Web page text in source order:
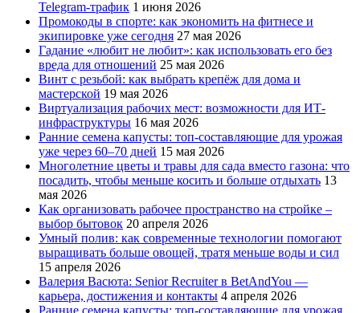
Telegram-трафик 1 июня 2026
Промокоды в спорте: как экономить на фитнесе и
экипировке уже сегодня 27 мая 2026
Гадание «любит не любит»: как использовать его без
вреда для отношений 25 мая 2026
Винт с резьбой: как выбрать крепёж для дома и
мастерской 19 мая 2026
Виртуализация рабочих мест: возможности для ИТ-
инфраструктуры 16 мая 2026
Ранние семена капусты: топ‑составляющие для урожая
уже через 60–70 дней 15 мая 2026
Многолетние цветы и травы для сада вместо газона: что
посадить, чтобы меньше косить и больше отдыхать 13
мая 2026
Как организовать рабочее пространство на стройке –
выбор бытовок 20 апреля 2026
Умный полив: как современные технологии помогают
выращивать больше овощей, тратя меньше воды и сил
15 апреля 2026
Валерия Васюта: Senior Recruiter в BetAndYou —
карьера, достижения и контакты 4 апреля 2026
Ранние семена капусты: топ‑составляющие для урожая